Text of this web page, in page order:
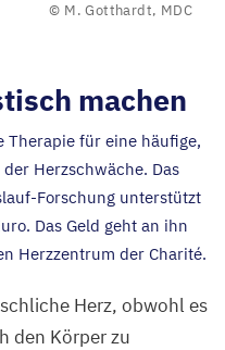
© M. Gotthardt, MDC
machen
Therapie für eine häufige,
Herzschwäche. Das
Forschung unterstützt
Das Geld geht an ihn
Herzzentrum der Charité.
Herz, obwohl es
den Körper zu